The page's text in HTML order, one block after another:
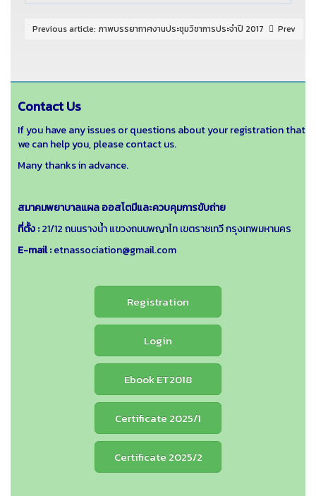
Previous article: ภาพบรรยากาศงานประชุมวิชาการประจำปี 2017 Prev
Contact Us
If you have any issues or questions about your registration that
we can help you, please contact us.
Many thanks in advance.
สมาคมพยาบาลแผล ออสโตมีและควบคุมการขับถ่าย
ที่ตั้ง :21/12 ถนนรางน้ำ แขวงถนนพญาไท เขตราชเทวี กรุงเทพมหานคร
E-mail :etnassociation@gmail.com
Registration
Login
Ebook ET2018
Certificate 2025/1
Certificate 2025/2